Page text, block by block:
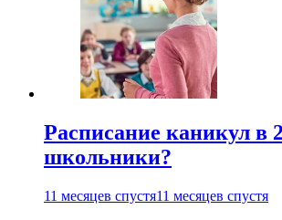
Расписание каникул в
школьники?
11 месяцев спустя11 месяцев спустя